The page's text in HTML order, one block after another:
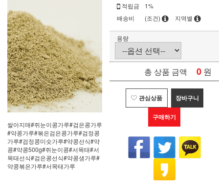
쌀아지매#쥐눈이콩가루#검은콩가루
#약콩가루#볶은검은콩가루#검정콩
가루#검정콩미숫가루#약콩선식#약
콩#약콩500g#쥐눈이콩#서목태#서
목태선식#검은콩선식#약콩생가루#
약콩볶은가루#서목태가루
적립금
1%
배송비
(조건) 지역별
용량
총 상품 금액 0 원
관심상품 장바구니
구매하기